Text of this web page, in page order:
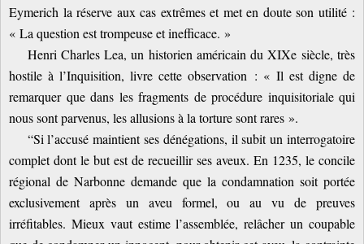
Eymerich la réserve aux cas extrêmes et met en doute son utilité :
« La question est trompeuse et inefficace. »
Henri Charles Lea, un historien américain du XIXe siècle, très
hostile à l’Inquisition, livre cette observation : « Il est digne de
remarquer que dans les fragments de procédure inquisitoriale qui
nous sont parvenus, les allusions à la torture sont rares ».
“Si l’accusé maintient ses dénégations, il subit un interrogatoire
complet dont le but est de recueillir ses aveux. En 1235, le concile
régional de Narbonne demande que la condamnation soit portée
exclusivement après un aveu formel, ou au vu de preuves
irréfitables. Mieux vaut estime l’assemblée, relâcher un coupable